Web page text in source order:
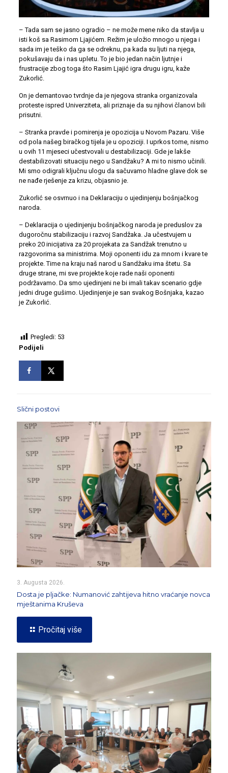
– Tada sam se jasno ogradio – ne može mene niko da stavlja u
isti koš sa Rasimom Ljajićem. Režim je uložio mnogo u njega i
sada im je teško da ga se odreknu, pa kada su ljuti na njega,
pokušavaju da i nas upletu. To je bio jedan način ljutnje i
frustracije zbog toga što Rasim Ljajić igra drugu igru, kaže
Zukorlić.
On je demantovao tvrdnje da je njegova stranka organizovala
proteste ispred Univerziteta, ali priznaje da su njihovi članovi bili
prisutni.
– Stranka pravde i pomirenja je opozicija u Novom Pazaru. Više
od pola našeg biračkog tijela je u opoziciji. I uprkos tome, nismo
u ovih 11 mjeseci učestvovali u destabilizaciji. Gde je lakše
destabilizovati situaciju nego u Sandžaku? A mi to nismo učinili.
Mi smo odigrali ključnu ulogu da sačuvamo hladne glave dok se
ne nađe rješenje za krizu, objasnio je.
Zukorlić se osvrnuo i na Deklaraciju o ujedinjenju bošnjačkog
naroda.
– Deklaracija o ujedinjenju bošnjačkog naroda je preduslov za
dugoročnu stabilizaciju i razvoj Sandžaka. Ja učestvujem u
preko 20 inicijativa za 20 projekata za Sandžak trenutno u
razgovorima sa ministrima. Moji oponenti idu za mnom i kvare te
projekte. Time na kraju naš narod u Sandžaku ima štetu. Sa
druge strane, mi sve projekte koje rade naši oponenti
podržavamo. Da smo ujedinjeni ne bi imali takav scenario gdje
jedni druge gušimo. Ujedinjenje je san svakog Bošnjaka, kazao
je Zukorlić.
Pregledi: 53
Podijeli
Slični postovi
3. Augusta 2026.
Dosta je pljačke: Numanović zahtijeva hitno vraćanje novca
mještanima Kruševa
Pročitaj više